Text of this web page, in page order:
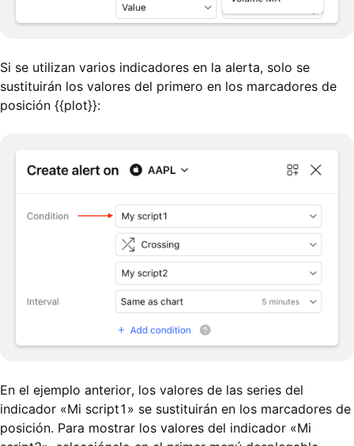
Si se utilizan varios indicadores en la alerta, solo se
sustituirán los valores del primero en los marcadores de
posición {{plot}}:
En el ejemplo anterior, los valores de las series del
indicador «Mi script1» se sustituirán en los marcadores de
posición. Para mostrar los valores del indicador «Mi